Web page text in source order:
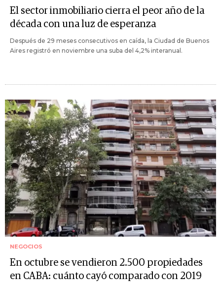
El sector inmobiliario cierra el peor año de la
década con una luz de esperanza
Después de 29 meses consecutivos en caída, la Ciudad de Buenos
Aires registró en noviembre una suba del 4,2% interanual.
NEGOCIOS
En octubre se vendieron 2.500 propiedades
en CABA: cuánto cayó comparado con 2019